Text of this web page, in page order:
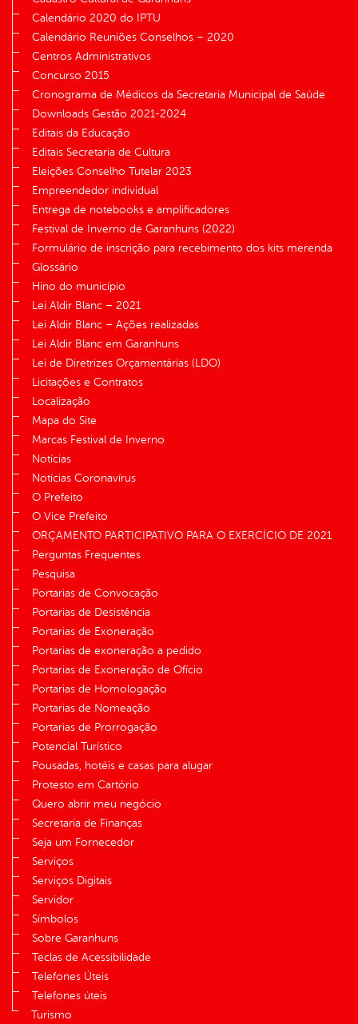
Calendário 2020 do IPTU
Calendário Reuniões Conselhos – 2020
Centros Administrativos
Concurso 2015
Cronograma de Médicos da Secretaria Municipal de Saúde
Downloads Gestão 2021-2024
Editais da Educação
Editais Secretaria de Cultura
Eleições Conselho Tutelar 2023
Empreendedor individual
Entrega de notebooks e amplificadores
Festival de Inverno de Garanhuns (2022)
Formulário de inscrição para recebimento dos kits merenda
Glossário
Hino do município
Lei Aldir Blanc – 2021
Lei Aldir Blanc – Ações realizadas
Lei Aldir Blanc em Garanhuns
Lei de Diretrizes Orçamentárias (LDO)
Licitações e Contratos
Localização
Mapa do Site
Marcas Festival de Inverno
Notícias
Notícias Coronavírus
O Prefeito
O Vice Prefeito
ORÇAMENTO PARTICIPATIVO PARA O EXERCÍCIO DE 2021
Perguntas Frequentes
Pesquisa
Portarias de Convocação
Portarias de Desistência
Portarias de Exoneração
Portarias de exoneração a pedido
Portarias de Exoneração de Ofício
Portarias de Homologação
Portarias de Nomeação
Portarias de Prorrogação
Potencial Turístico
Pousadas, hotéis e casas para alugar
Protesto em Cartório
Quero abrir meu negócio
Secretaria de Finanças
Seja um Fornecedor
Serviços
Serviços Digitais
Servidor
Símbolos
Sobre Garanhuns
Teclas de Acessibilidade
Telefones Úteis
Telefones úteis
Turismo